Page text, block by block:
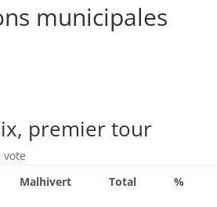
municipales
premier tour
Malhivert Total %